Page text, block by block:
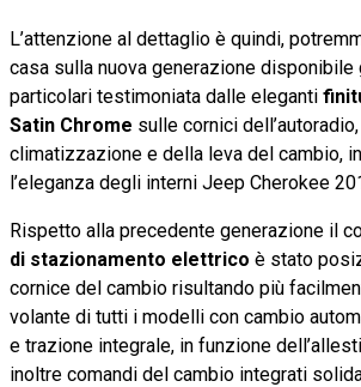
L’attenzione al dettaglio è quindi,
casa sulla nuova generazione disponibile
particolari testimoniata dalle eleganti
Satin Chrome sulle cornici
climatizzazione e della leva del cambio,
l’eleganza degli interni Jeep Cherokee
Rispetto alla precedente generazione il
di stazionamento elettrico è stato
cornice del cambio risultando più
volante di tutti i modelli con cambio
e trazione integrale, in funzione
inoltre comandi del cambio integrati